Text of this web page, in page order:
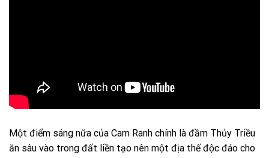
Một điểm sáng nữa của Cam Ranh chính là đầm Thủy Triều
ăn sâu vào trong đất liền tạo nên một địa thế độc đáo cho